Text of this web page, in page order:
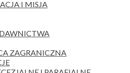
I MISJA
ZAGRANICZNA